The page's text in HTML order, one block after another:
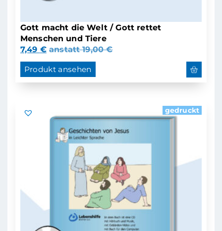
Gott macht die Welt / Gott rettet
Menschen und Tiere
7,49 € anstatt19,00€
Produkt ansehen
gedruckt